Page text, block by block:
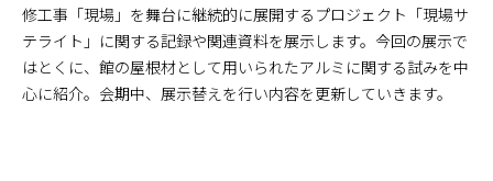
修工事「現場」を舞台に継続的に展開するプロジェクト「現場サ
テライト」に関する記録や関連資料を展示します。今回の展示で
はとくに、館の屋根材として用いられたアルミに関する試みを中
心に紹介。会期中、展示替えを行い内容を更新していきます。